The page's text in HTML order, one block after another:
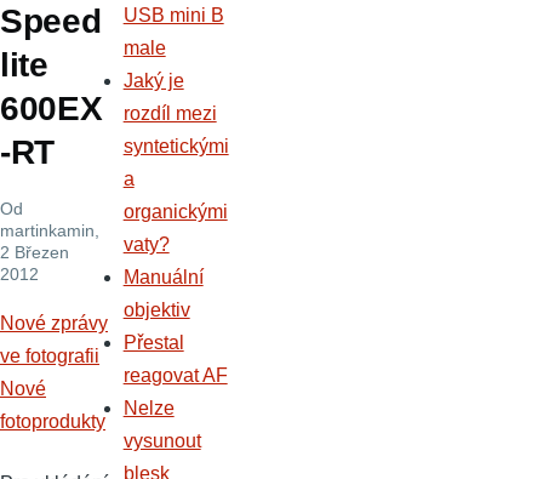
Speed
lite
600EX
-RT
Od
martinkamin
2 Březen
2012
Nové zprávy
ve fotografii
Nové
fotoprodukty
USB mini B
male
Jaký je
rozdíl mezi
syntetickými
a
organickými
vaty?
Manuální
objektiv
Přestal
reagovat AF
Nelze
vysunout
blesk